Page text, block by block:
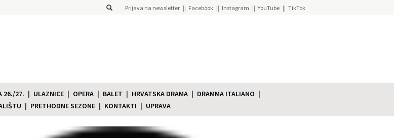
Prijava na newsletter Facebook Instagram YouTube TikTok
26./27. ULAZNICE OPERA BALET HRVATSKA DRAMA
DRAMMA ITALIANO
PRETHODNE SEZONE KONTAKTI UPRAVA